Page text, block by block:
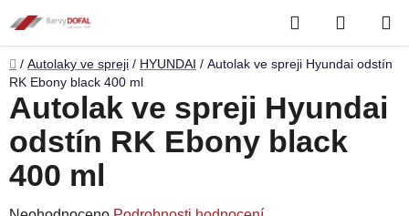
na
obsah
Hledat
KOŠÍK
Domů
/ Autolaky ve spreji / HYUNDAI / Autolak ve spreji Hyundai odstín
RK Ebony black 400 ml
Autolak ve spreji Hyundai
odstín RK Ebony black
400 ml